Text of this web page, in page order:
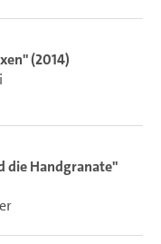
(2014)
die Handgranate"